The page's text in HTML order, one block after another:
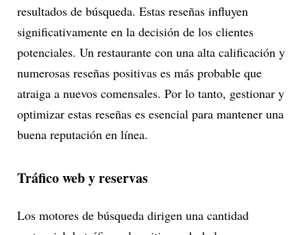
resultados de búsqueda. Estas reseñas influyen
significativamente en la decisión de los clientes
potenciales. Un restaurante con una alta calificación y
numerosas reseñas positivas es más probable que
atraiga a nuevos comensales. Por lo tanto, gestionar y
optimizar estas reseñas es esencial para mantener una
buena reputación en línea.
Tráfico web y reservas
Los motores de búsqueda dirigen una cantidad